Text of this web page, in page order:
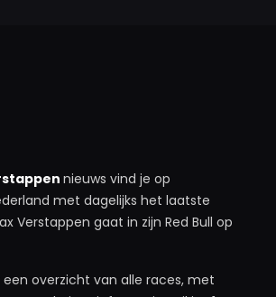
nieuws vind je op
met dagelijks het laatste
Verstappen gaat in zijn Red Bull op
een overzicht van alle races, met